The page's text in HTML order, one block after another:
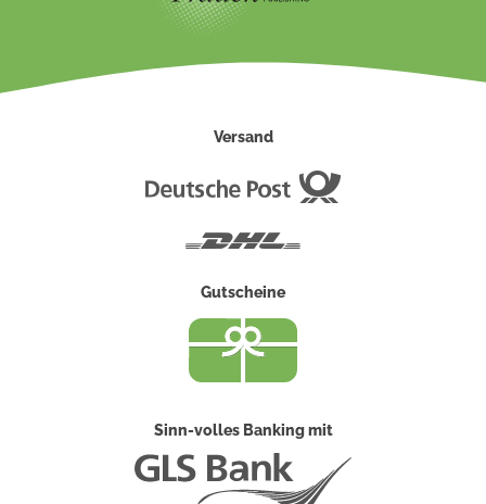
Versand
Gutscheine
Sinn-volles Banking mit